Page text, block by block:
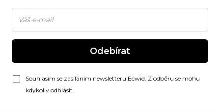
Odebírat
Souhlasím se zasíláním newsletteru Ecwid. Z odběru se mohu
kdykoliv odhlásit.